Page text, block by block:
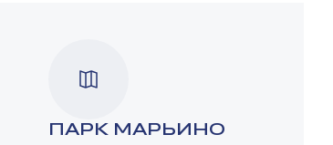
ПАРК МАРЬИНО